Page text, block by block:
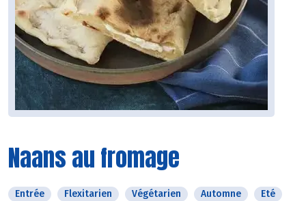
Naans au fromage
Entrée Flexitarien Végétarien Automne
Eté